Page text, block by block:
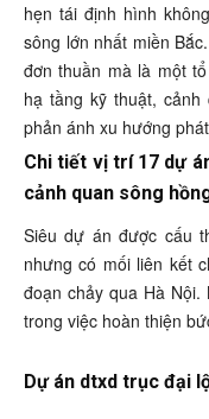
hẹn tái định hình
sông lớn nhất miền
đơn thuần mà là một
hạ tầng kỹ thuật,
phản ánh xu hướng
Chi tiết vị trí 17 dự
cảnh quan sông
Siêu dự án được cấu
nhưng có mối liên kết
đoạn chảy qua Hà
trong việc hoàn thiện
Dự án dtxd trục đại